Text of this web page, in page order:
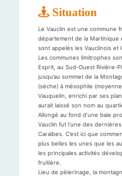
Situation
Le Vauclin est une commune
département de la Martinique
sont appelés les Vauclinois et
Les communes limitrophes
Esprit, au Sud-Ouest Rivière-
jusqu’au sommet de la
(sèche) à mésophile
Vauquelin, enrichi par ses
aurait laissé son nom au
Allongé au fond d’une baie
Vauclin fut l’une des
Caraïbes. C’est ici que
plus belles les unes que les
les principales activités
fruitière.
Lieu de pèlerinage, la